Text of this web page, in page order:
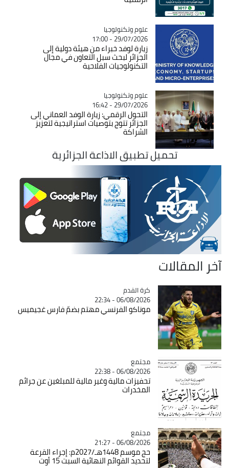
Catégorie
علوم وتكنولوجيا
29/07/2026 - 17:00
زيارة لوفد خبراء من هيئة دولية إلى
الجزائر لبحث سبل التعاون في مجال
التكنولوجيات الفلاحية
Catégorie
علوم وتكنولوجيا
29/07/2026 - 16:42
التحول الرقمي: زيارة الوفد العماني إلى
الجزائر تتوج بتوصيات استراتيجية لتعزيز
الشراكة
تحميل تطبيق الاذاعة الجزائرية
آخر المقالات
Catégorie
كرة القدم
06/08/2026 - 22:34
موناكو الفرنسي مهتم بضمّ فارس غجيميس
Catégorie
مجتمع
06/08/2026 - 22:38
تحفيزات مالية وغير مالية للمبلغين عن جرائم
المخدرات
Catégorie
مجتمع
06/08/2026 - 21:27
حج موسم 1448هـ/2027م: إجراء القرعة
لتحديد القوائم النهائية السبت 15 أوت